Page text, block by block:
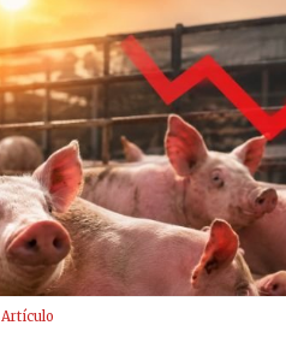
Artículo